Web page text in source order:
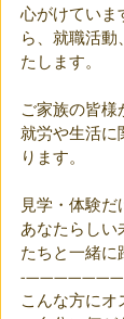
心がけていま
ら、就職活動
たします。
ご家族の皆様
就労や生活に
ります。
見学・体験だ
あなたらしい
たちと一緒に
-
こんな方にオ